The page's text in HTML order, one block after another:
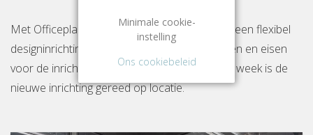
Met Officeplanner huur, huurkoop of koop je een flexibel
designinrichtingspakket op basis van je wensen en eisen
voor de inrichting van jouw kantoor. Binnen 1 week is de
nieuwe inrichting gereed op locatie.
Minimale cookie-
instelling
Ons cookiebeleid